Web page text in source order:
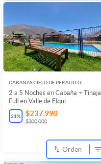
CABAÑAS CIELO DE PERALILLO
2 a 5 Noches en Cabaña + Tinaja
Full en Valle de Elqui
21% $237.990
$300.000
Orden